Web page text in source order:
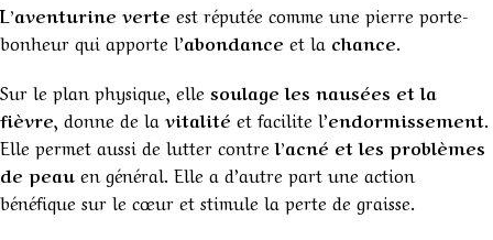
L’aventurine verte est réputée comme une pierre porte-
bonheur qui apporte l’abondance et la chance.
Sur le plan physique, elle soulage les nausées et la
fièvre, donne de la vitalité et facilite l’endormissement.
Elle permet aussi de lutter contrel’acné et les problèmes
de peau en général. Elle a d’autre part une action
bénéfique sur le cœur et stimule la perte de graisse.